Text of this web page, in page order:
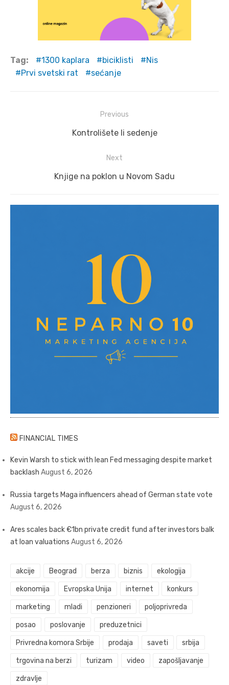
Tag: 1300 kaplara biciklisti
Nis
Prvi svetski rat
sećanje
Previous
Previous
Kontrolišete li sedenje
Next
Next
Knjige na poklon u Novom Sadu
FINANCIAL TIMES
Kevin Warsh to stick with lean Fed messaging despite market
backlash August 6, 2026
Russia targets Maga influencers ahead of German state vote
August 6, 2026
Ares scales back €1bn private credit fund after investors balk
at loan valuations August 6, 2026
akcije Beograd berza biznis ekologija
ekonomija Evropska Unija internet konkurs
marketing mladi penzioneri poljoprivreda
posao poslovanje preduzetnici
Privredna komora Srbije prodaja saveti srbija
trgovina na berzi turizam video zapošljavanje
zdravlje